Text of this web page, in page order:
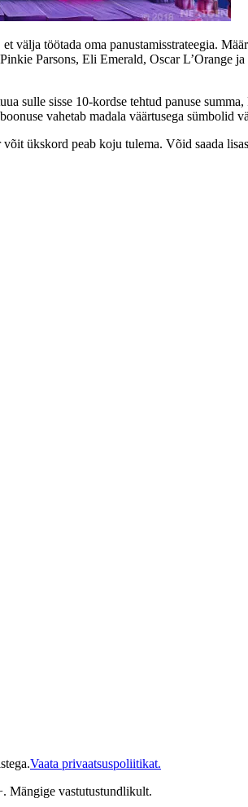
välja töötada oma panustamisstrateegia.
Parsons, Eli Emerald, Oscar L’Orange
sulle sisse 10-kordse tehtud panuse
vahetab madala väärtusega sümbolid
ükskord peab koju tulema. Võid saada
Vaata privaatsuspoliitikat.
Mängige vastutustundlikult.